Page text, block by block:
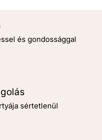
és gondossággal
sértetlenül